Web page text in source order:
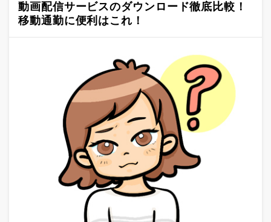
動画配信サービスのダウンロード徹底比較！
移動通勤に便利はこれ！